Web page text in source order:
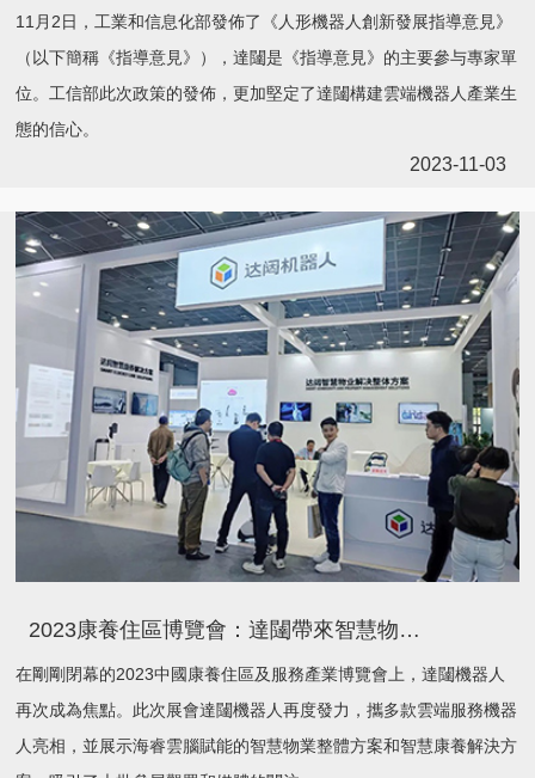
11月2日，工業和信息化部發佈了《人形機器人創新發展指導意見》
（以下簡稱《指導意見》），達闥是《指導意見》的主要參与專家單
位。工信部此次政策的發佈，更加堅定了達闥構建雲端機器人產業生
態的信心。
2023-11-03
2023康養住區博覽會：達闥帶來智慧物業與智慧康養革新體驗
在剛剛閉幕的2023中國康養住區及服務產業博覽會上，達闥機器人
再次成為焦點。此次展會達闥機器人再度發力，攜多款雲端服務機器
人亮相，並展示海睿雲腦賦能的智慧物業整體方案和智慧康養解決方